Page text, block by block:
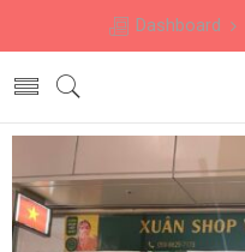
Dashboard